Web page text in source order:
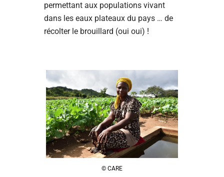
permettant aux populations vivant
dans les eaux plateaux du pays … de
récolter le brouillard (oui oui) !
© CARE